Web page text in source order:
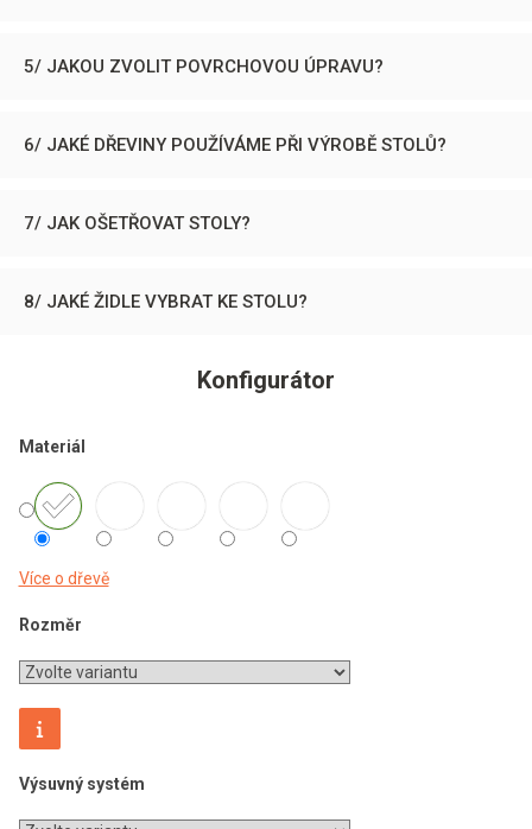
5/ JAKOU ZVOLIT POVRCHOVOU ÚPRAVU?
6/ JAKÉ DŘEVINY POUŽÍVÁME PŘI VÝROBĚ STOLŮ?
7/ JAK OŠETŘOVAT STOLY?
8/ JAKÉ ŽIDLE VYBRAT KE STOLU?
Konfigurátor
Materiál
Více o dřevě
Rozměr
Výsuvný systém